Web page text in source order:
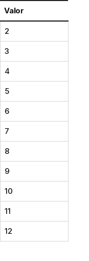
Valor
2
3
4
5
6
7
8
9
10
11
12